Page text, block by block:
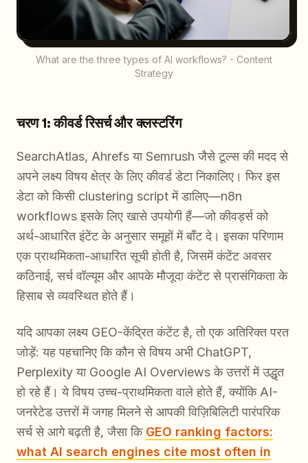
What are the three types of AI workflows? - Content
Strategy
चरण 1: कीवर्ड रिसर्च और क्लस्टरिंग
SearchAtlas, Ahrefs या Semrush जैसे टूल्स की मदद से
अपने लक्ष्य विषय क्षेत्र के लिए कीवर्ड डेटा निकालिए। फिर इस
डेटा को किसी clustering script में डालिए—n8n
workflows इसके लिए खासे उपयोगी हैं—जो कीवर्ड्स को
अर्थ-आधारित इंटेंट के अनुसार समूहों में बाँट दे। इसका परिणाम
एक प्राथमिकता-आधारित सूची होती है, जिसमें कंटेंट अवसर
कठिनाई, सर्च वॉल्यूम और आपके मौजूदा कंटेंट से प्रासंगिकता के
हिसाब से व्यवस्थित होते हैं।
यदि आपका लक्ष्य GEO-केंद्रित कंटेंट है, तो एक अतिरिक्त परत
जोड़ें: यह पहचानिए कि कौन से विषय अभी ChatGPT,
Perplexity या Google AI Overviews के उत्तरों में उद्धृत
हो रहे हैं। ये विषय उच्च-प्राथमिकता वाले होते हैं, क्योंकि AI-
जनरेटेड उत्तरों में जगह मिलने से आपकी विज़िबिलिटी पारंपरिक
सर्च से आगे बढ़ती है, जैसा कि GEO ranking factors:
what AI search engines cite most often in